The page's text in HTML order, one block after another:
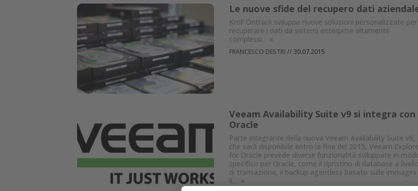
Le nuove sfide del recupero dati
Kroll Ontrack sviluppa nuove soluzioni personalizzate per
recuperare i dati da sistemi enterprise altamente
complessi.
»
FRANCESCO DESTRI // 30.07.2015
Veeam Availability Suite v9 si integra con
Oracle
Parte integrante della nuova Veeam Availability Suite v9,
che sarà disponibile entro la fine del 2015, Veeam
for Oracle prevede diverse funzionalità sviluppate in
specifico per Oracle, come il ripristino di database a livello
di transazione, il backup agentless basato sulle immagini
il... »